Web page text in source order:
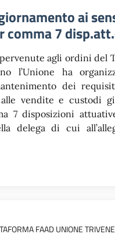
ai
comma 7
agli ordini del
l’Unione ha
dei
vendite e custodi
7 disposizioni
delega di cui
la qualità delle
in conformità alle
FAAD UNIONE